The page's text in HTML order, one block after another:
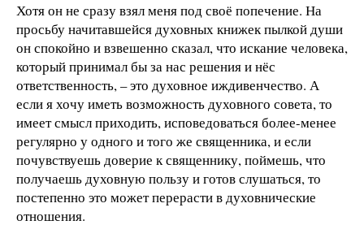
Хотя он не сразу взял меня под своё попечение. На
просьбу начитавшейся духовных книжек пылкой души
он спокойно и взвешенно сказал, что искание человека,
который принимал бы за нас решения и нёс
ответственность, – это духовное иждивенчество. А
если я хочу иметь возможность духовного совета, то
имеет смысл приходить, исповедоваться более-менее
регулярно у одного и того же священника, и если
почувствуешь доверие к священнику, поймешь, что
получаешь духовную пользу и готов слушаться, то
постепенно это может перерасти в духовнические
отношения.